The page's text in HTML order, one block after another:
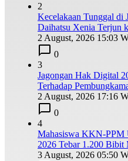
2
Kecelakaan Tunggal
Daihatsu Xenia Terjun
2 August, 2026 15:03
0
3
Jagongan Hak Digital
Terhadap
2 August, 2026 17:16
0
4
Mahasiswa KKN-PPM
2026 Tebar 1.200
3 August, 2026 05:50